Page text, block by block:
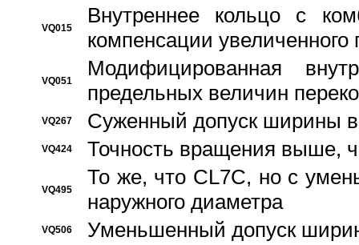
VQ015
Bнутреннее кольцо с
компенсации увеличенного
VQ051
Модифицированная
предельных величин
VQ267 Суженный допуск ширины
VQ424 Точность вращения выше,
VQ495
То же, что CL7C, но с
наружного диаметра
VQ506 Уменьшенный допуск